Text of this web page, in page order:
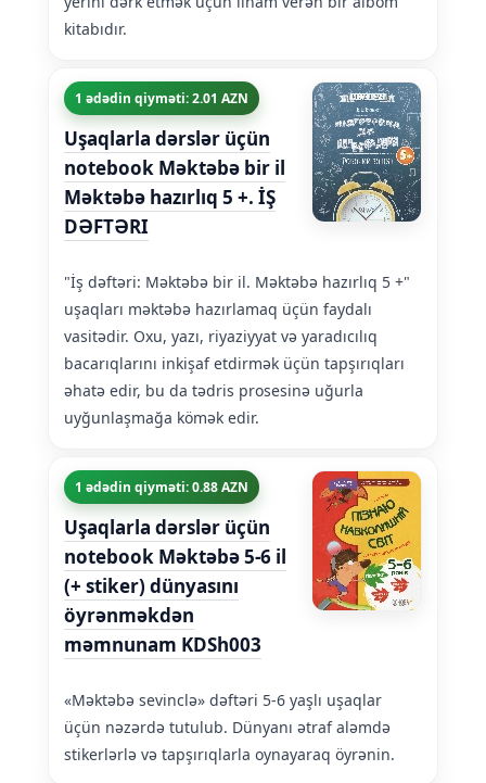
kitabıdır.
1 ədədin qiyməti: 2.01 AZN
Uşaqlarla dərslər üçün
notebook Məktəbə bir il
Məktəbə hazırlıq 5 +. İŞ
DƏFTƏRI
"İş dəftəri: Məktəbə bir il. Məktəbə hazırlıq 5 +"
uşaqları məktəbə hazırlamaq üçün faydalı
vasitədir. Oxu, yazı, riyaziyyat və yaradıcılıq
bacarıqlarını inkişaf etdirmək üçün tapşırıqları
əhatə edir, bu da tədris prosesinə uğurla
uyğunlaşmağa kömək edir.
1 ədədin qiyməti: 0.88 AZN
Uşaqlarla dərslər üçün
notebook Məktəbə 5-6 il
(+ stiker) dünyasını
öyrənməkdən
məmnunam KDSh003
«Məktəbə sevinclə» dəftəri 5-6 yaşlı uşaqlar
üçün nəzərdə tutulub. Dünyanı ətraf aləmdə
stikerlərlə və tapşırıqlarla oynayaraq öyrənin.